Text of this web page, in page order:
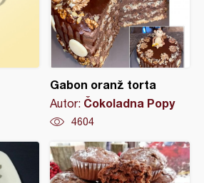
Gabon oranž torta
Autor: Čokoladna Popy
4604